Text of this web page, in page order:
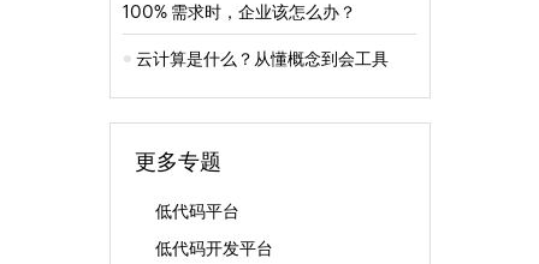
100% 需求时，企业该怎么办？
云计算是什么？从懂概念到会工具
更多专题
低代码平台
低代码开发平台